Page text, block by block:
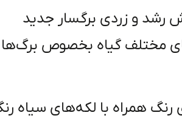
رشد و زردی برگسار جدید
مختلف گیاه بخصوص برگ‌ها
رنگ همراه با لکه‌های سیاه